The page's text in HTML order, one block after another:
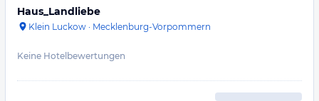
Haus_Landliebe
Klein Luckow · Mecklenburg-Vorpommern
Keine Hotelbewertungen